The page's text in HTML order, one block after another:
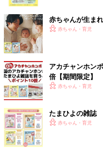
赤ちゃんが生ま
赤ちゃん・育児
アカチャンホン
倍【期間限定】
赤ちゃん・育児
たまひよの雑誌
赤ちゃん・育児